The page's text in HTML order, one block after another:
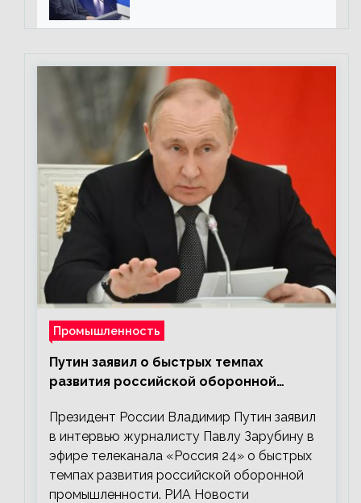
Промышленность
Путин заявил о быстрых темпах
развития российской оборонной
Президент России Владимир Путин заявил
в интервью журналисту Павлу Зарубину в
эфире телеканала «Россия 24» о быстрых
темпах развития российской оборонной
промышленности. РИА Новости